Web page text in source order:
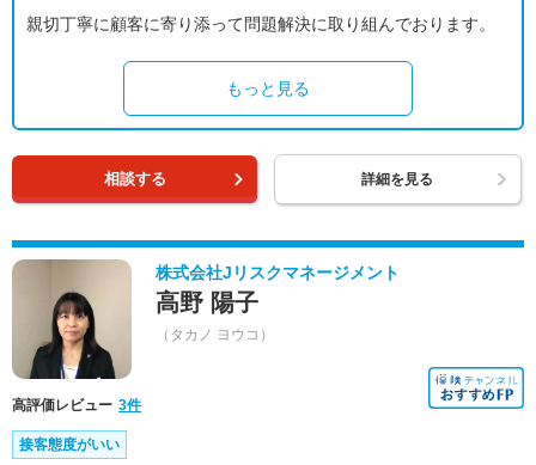
親切丁寧に顧客に寄り添って問題解決に取り組んでおります。
もっと見る
相談する 詳細を見る
株式会社Jリスクマネージメント
高野 陽子
（タカノ ヨウコ）
高評価レビュー 3件
接客態度がいい